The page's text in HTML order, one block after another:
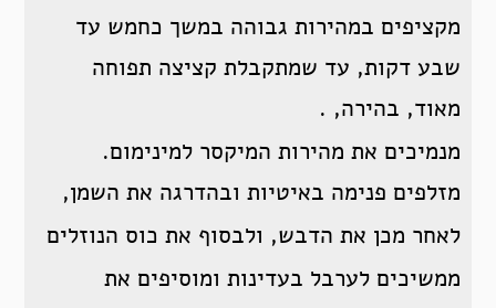
מקציפים במהירות גבוהה במשך כחמש עד
שבע דקות, עד שמתקבלת קציצה תפוחה
מאוד, בהירה, .
מנמיכים את מהירות המיקסר למינימום.
מזלפים פנימה באיטיות ובהדרגה את השמן,
לאחר מכן את הדבש, ולבסוף את כוס הנוזלים
ממשיכים לערבל בעדינות ומוסיפים את